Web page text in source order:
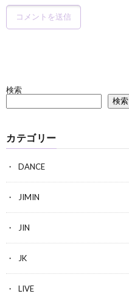
検索
検索
カテゴリー
DANCE
JIMIN
JIN
JK
LIVE